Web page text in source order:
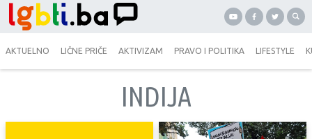
AKTUELNO LIČNE PRIČE AKTIVIZAM PRAVO I POLITIKA LIFESTYLE
INDIJA